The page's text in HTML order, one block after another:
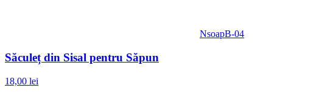
NsoapB-04
Săculeț din Sisal pentru Săpun
18,00 lei